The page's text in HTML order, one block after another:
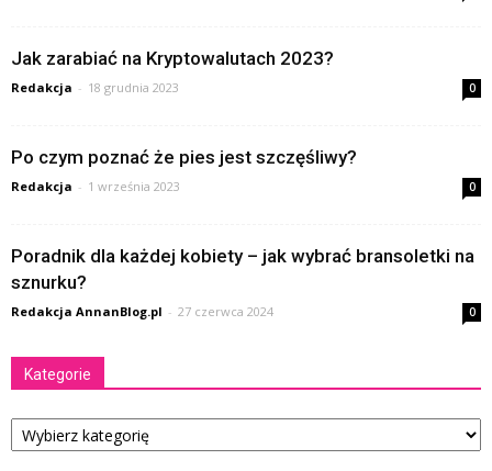
Jak zarabiać na Kryptowalutach 2023?
Redakcja - 18 grudnia 2023 0
Po czym poznać że pies jest szczęśliwy?
Redakcja - 1 września 2023 0
Poradnik dla każdej kobiety – jak wybrać bransoletki na
sznurku?
Redakcja AnnanBlog.pl - 27 czerwca 2024 0
Kategorie
Kategorie